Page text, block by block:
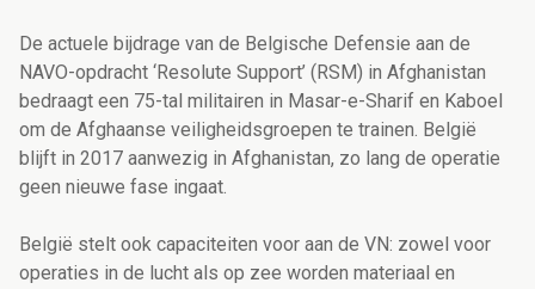
De actuele bijdrage van de Belgische Defensie aan de
NAVO-opdracht ‘Resolute Support’ (RSM) in Afghanistan
bedraagt een 75-tal militairen in Masar-e-Sharif en Kaboel
om de Afghaanse veiligheidsgroepen te trainen. België
blijft in 2017 aanwezig in Afghanistan, zo lang de operatie
geen nieuwe fase ingaat.
België stelt ook capaciteiten voor aan de VN: zowel voor
operaties in de lucht als op zee worden materiaal en